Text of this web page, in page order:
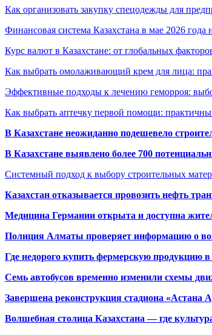
Как организовать закупку спецодежды для
Финансовая система Казахстана в мае 2026 года
Курс валют в Казахстане: от глобальных
Как выбрать омолаживающий крем для лица:
Эффективные подходы к лечению геморроя:
Как выбрать аптечку первой помощи:
В Казахстане неожиданно подешевело
В Казахстане выявлено более 700
Системный подход к выбору строительных
Казахстан отказывается провозить нефть
Медицина Германии открыта и доступна
Полиция Алматы проверяет информацию о
Где недорого купить фермерскую продукцию
Семь автобусов временно изменили схемы
Завершена реконструкция стадиона «Астана
Волшебная столица Казахстана — где